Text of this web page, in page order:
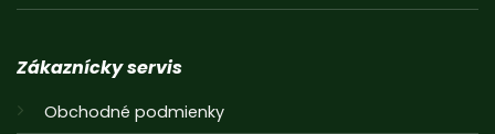
Zákaznícky servis
Obchodné podmienky